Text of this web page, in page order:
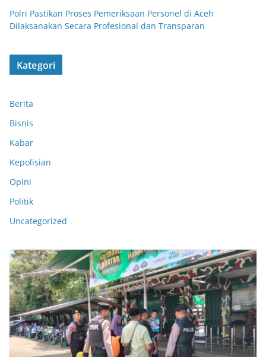
Polri Pastikan Proses Pemeriksaan Personel di Aceh
Dilaksanakan Secara Profesional dan Transparan
Kategori
Berita
Bisnis
Kabar
Kepolisian
Opini
Politik
Uncategorized